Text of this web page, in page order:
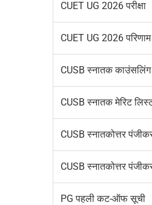
CUET UG 2026 परीक्षा
CUET UG 2026 परिणाम
CUSB स्नातक
CUSB स्नातक मेरिट
CUSB स्नातकोत्तर
CUSB स्नातकोत्तर
PG पहली कट-ऑफ सूची